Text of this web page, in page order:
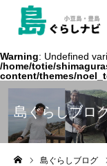
Warning: Undefined
/home/totie/
content/themes/
島ぐらしブロ
島ぐらしブログ